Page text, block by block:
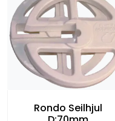
Rondo Seilhjul